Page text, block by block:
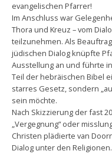
evangelischen Pfarrer!
Im Anschluss war
Thora und Kreuz – vom
teilzunehmen. Als
jüdischen Dialog knüpfte
Ausstellung an und führte
Teil der hebräischen Bibel
starres Gesetz, sondern
sein möchte.
Nach Skizzierung der fast
„Vergegnung“ oder
Christen plädierte van
Dialog unter den Religionen.